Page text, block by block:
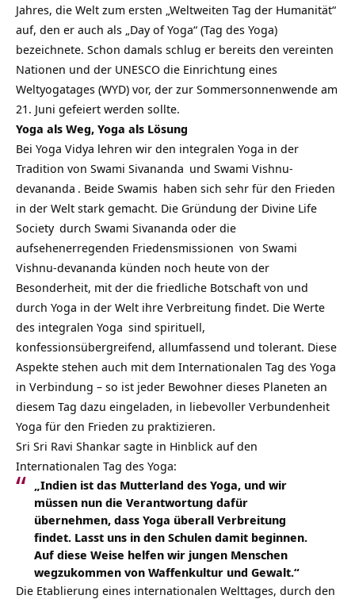
Jahres, die Welt zum ersten „Weltweiten Tag der Humanität“
auf, den er auch als „Day of Yoga“ (Tag des Yoga)
bezeichnete. Schon damals schlug er bereits den vereinten
Nationen und der UNESCO die Einrichtung eines
Weltyogatages (WYD) vor, der zur Sommersonnenwende am
21. Juni gefeiert werden sollte.
Yoga als Weg, Yoga als Lösung
Bei Yoga Vidya lehren wir den integralen Yoga in der
Tradition von Swami Sivananda und Swami Vishnu-
devananda . Beide Swamis haben sich sehr für den Frieden
in der Welt stark gemacht. Die Gründung der Divine Life
Society durch Swami Sivananda oder die
aufsehenerregenden Friedensmissionen von Swami
Vishnu-devananda künden noch heute von der
Besonderheit, mit der die friedliche Botschaft von und
durch Yoga in der Welt ihre Verbreitung findet. Die Werte
des integralen Yoga sind spirituell,
konfessionsübergreifend, allumfassend und tolerant. Diese
Aspekte stehen auch mit dem Internationalen Tag des Yoga
in Verbindung – so ist jeder Bewohner dieses Planeten an
diesem Tag dazu eingeladen, in liebevoller Verbundenheit
Yoga für den Frieden zu praktizieren.
Sri Sri Ravi Shankar sagte in Hinblick auf den
Internationalen Tag des Yoga:
„Indien ist das Mutterland des Yoga, und wir
müssen nun die Verantwortung dafür
übernehmen, dass Yoga überall Verbreitung
findet. Lasst uns in den Schulen damit beginnen.
Auf diese Weise helfen wir jungen Menschen
wegzukommen von Waffenkultur und Gewalt.“
Die Etablierung eines internationalen Welttages, durch den